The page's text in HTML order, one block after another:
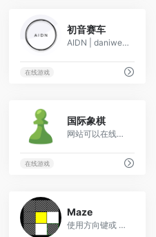
初音赛车
AIDN | daniwell official website
在线游戏
国际象棋
网站可以在线联机对战国际象棋，包括生动的视频教学在内，完全可以让一个不懂国际象棋的人轻松入门！
在线游戏
Maze
使用方向键或 WASD 或单击方块移至迷宫终点。